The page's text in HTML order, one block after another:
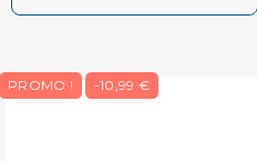
PROMO ! -10,99 €